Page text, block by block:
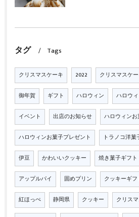
タグ Tags
クリスマスケーキ 2022 クリスマスケ
御年賀 ギフト ハロウィン ハロウ
イベント 出店のお知らせ ハロウィン
ハロウィンお菓子プレゼント トラノコ洋菓
伊豆 かわいいクッキー 焼き菓子ギフト
アップルパイ 固めプリン クッキーギフ
紅ほっぺ 静岡県 クッキー クリス